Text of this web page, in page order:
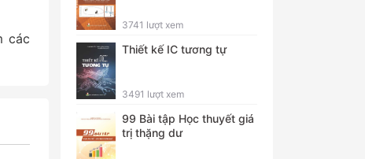
các
3741 lượt xem
Thiết kế IC tương tự
3491 lượt xem
99 Bài tập Học thuyết giá
trị thặng dư